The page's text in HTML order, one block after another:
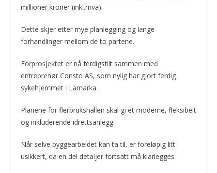
millioner kroner (inkl.mva).
Dette skjer etter mye planlegging og lange
forhandlinger mellom de to partene.
Forprosjektet er nå ferdigstilt sammen med
entreprenør Consto AS, som nylig har gjort ferdig
sykehjemmet i Lamarka.
Planene for flerbrukshallen skal gi et moderne, fleksibelt
og inkluderende idrettsanlegg.
Når selve byggearbeidet kan ta til, er foreløpig litt
usikkert, da en del detaljer fortsatt må klarlegges.